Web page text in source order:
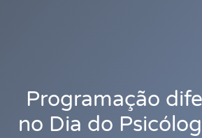
Programação
no Dia do